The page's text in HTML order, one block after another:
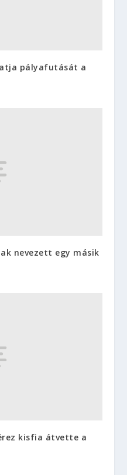
pályafutását a
nevezett egy másik
kisfia átvette a